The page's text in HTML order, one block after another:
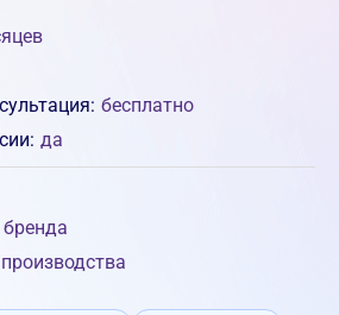
бесплатно
да